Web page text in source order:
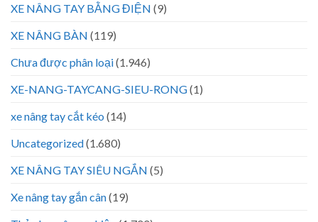
XE NÂNG TAY BẰNG ĐIỆN (9)
XE NÂNG BÀN (119)
Chưa được phân loại(1.946)
XE-NANG-TAYCANG-SIEU-RONG(1)
xe nâng tay cắt kéo (14)
Uncategorized(1.680)
XE NÂNG TAY SIÊU NGẮN (5)
Xe nâng tay gắn cân(19)